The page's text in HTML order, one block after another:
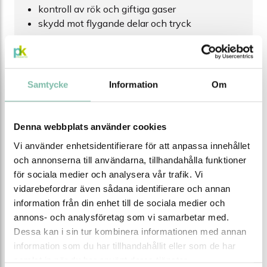
Samtycke Information Om
Denna webbplats använder cookies
Vi använder enhetsidentifierare för att anpassa innehållet
och annonserna till användarna, tillhandahålla funktioner
för sociala medier och analysera vår trafik. Vi
vidarebefordrar även sådana identifierare och annan
information från din enhet till de sociala medier och
annons- och analysföretag som vi samarbetar med.
Dessa kan i sin tur kombinera informationen med annan
information som du har tillhandahållit eller som de har
kontroll av rök och giftiga gaser
skydd mot flygande delar och tryck
Testerna utförs med kritiska batterityper för att
simulera både brand- och explosionsrisk. Ett skåp
fastställda temperaturgränser inte överskrids.
VDMA 24994 ställer även krav på att batteriskåp ska
kunna varna omgivningen i tid vid avvikande
händelser. Därför omfattar riktlinjen krav på bland
annat rök- och temperaturdetektering samt
integrerade larm.
Skåpen ska även kunna anslutas till extern
ventilation eller brandlarm och vara konstruerade så
att dörrar hålls stängda vid brand. Syftet är att